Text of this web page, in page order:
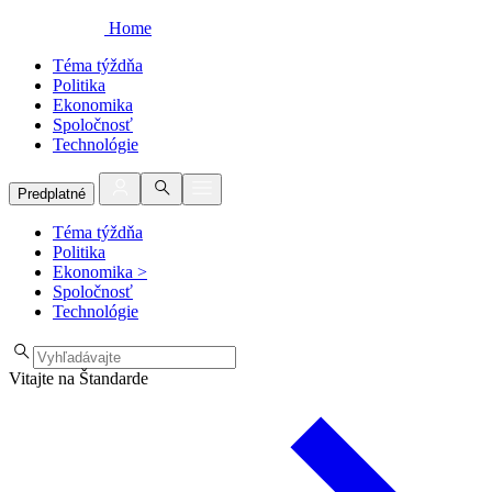
Home
Téma týždňa
Politika
Ekonomika
Spoločnosť
Technológie
Predplatné
Téma týždňa
Politika
Ekonomika >
Spoločnosť
Technológie
Vitajte na Štandarde